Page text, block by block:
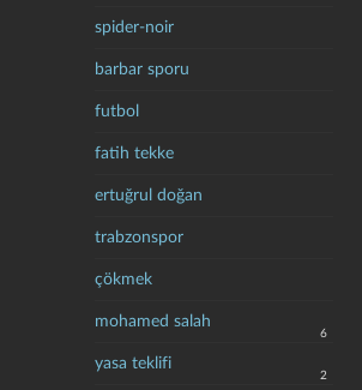
spider-noir
barbar sporu
futbol
fatih tekke
ertuğrul doğan
trabzonspor
çökmek
mohamed salah
6
yasa teklifi
2